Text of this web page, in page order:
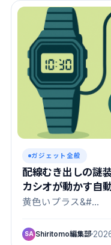
ガジェット全般
配線むき出しの謎
カシオが動かす自
黄色いプラス&#…
SA Shiritomo編集部